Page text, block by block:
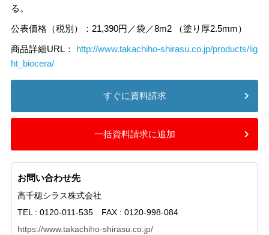
る。
公表価格（税別）：21,390円／袋／8m2 （塗り厚2.5mm）
商品詳細URL： http://www.takachiho-shirasu.co.jp/products/lig
ht_biocera/
すぐに資料請求
一括資料請求に追加
お問い合わせ先
高千穂シラス株式会社
TEL : 0120-011-535 FAX : 0120-998-084
https://www.takachiho-shirasu.co.jp/